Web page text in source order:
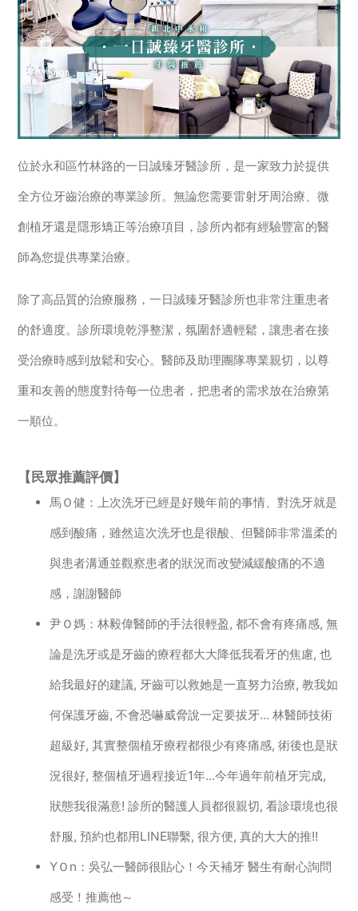
位於永和區竹林路的一日誠臻牙醫診所，是一家致力於提供
全方位牙齒治療的專業診所。無論您需要雷射牙周治療、微
創植牙還是隱形矯正等治療項目，診所內都有經驗豐富的醫
師為您提供專業治療。
除了高品質的治療服務，一日誠臻牙醫診所也非常注重患者
的舒適度。診所環境乾淨整潔，氛圍舒適輕鬆，讓患者在接
受治療時感到放鬆和安心。醫師及助理團隊專業親切，以尊
重和友善的態度對待每一位患者，把患者的需求放在治療第
一順位。
【民眾推薦評價】
馬Ｏ健：上次洗牙已經是好幾年前的事情、對洗牙就是
感到酸痛，雖然這次洗牙也是很酸、但醫師非常溫柔的
與患者溝通並觀察患者的狀況而改變減緩酸痛的不適
感，謝謝醫師
尹Ｏ媽：林毅偉醫師的手法很輕盈, 都不會有疼痛感, 無
論是洗牙或是牙齒的療程都大大降低我看牙的焦慮, 也
給我最好的建議, 牙齒可以救她是一直努力治療, 教我如
何保護牙齒, 不會恐嚇威脅說一定要拔牙... 林醫師技術
超級好, 其實整個植牙療程都很少有疼痛感, 術後也是狀
況很好, 整個植牙過程接近1年...今年過年前植牙完成,
狀態我很滿意! 診所的醫護人員都很親切, 看診環境也很
舒服, 預約也都用LINE聯繫, 很方便, 真的大大的推!!
YＯn：吳弘一醫師很貼心！今天補牙 醫生有耐心詢問
感受！推薦他～